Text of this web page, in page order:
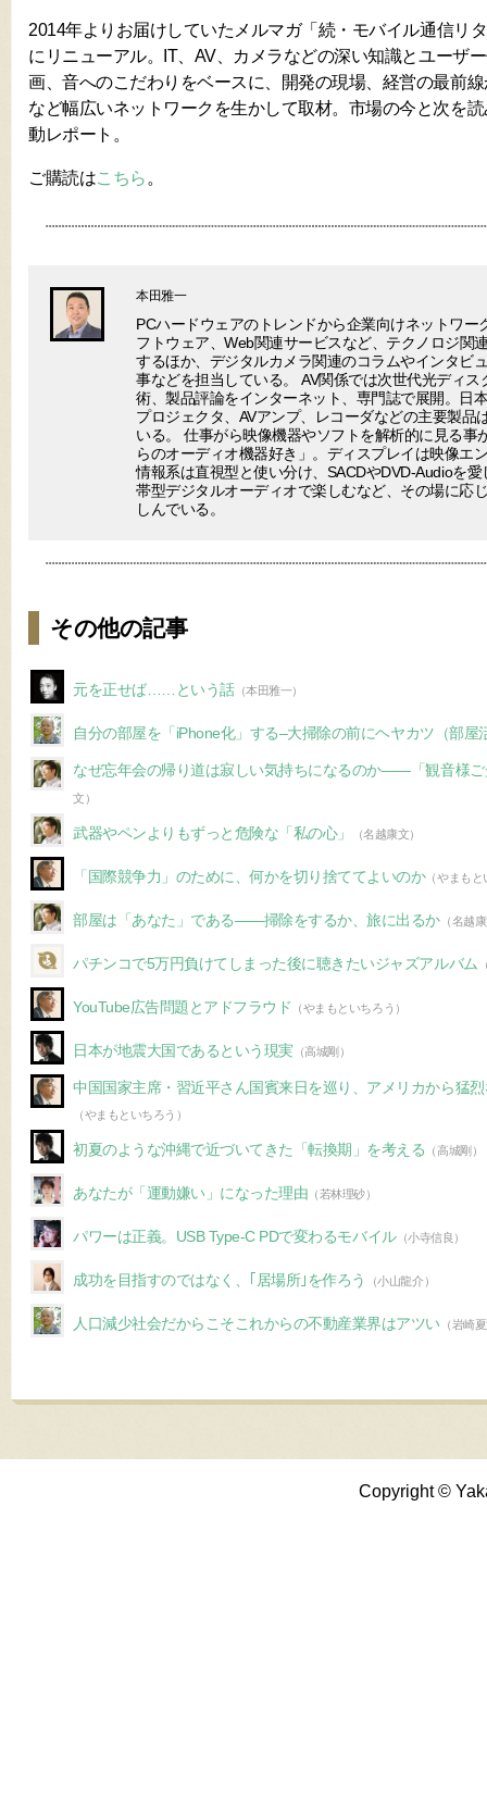
2014年よりお届けしていたメルマガ「続・モバイル通信リ
にリニューアル。IT、AV、カメラなどの深い知識とユーザ
画、音へのこだわりをベースに、開発の現場、経営の最前
など幅広いネットワークを生かして取材。市場の今と次を
動レポート。
ご購読はこちら 。
本田雅一
PCハードウェアのトレンドから企業向けネットワー
フトウェア、Web関連サービスなど、テクノロジ関
するほか、デジタルカメラ関連のコラムやインタビ
事などを担当している。 AV関係では次世代光ディ
術、製品評論をインターネット、専門誌で展開。日
プロジェクタ、AVアンプ、レコーダなどの主要製品
いる。 仕事がら映像機器やソフトを解析的に見る事
らのオーディオ機器好き」。ディスプレイは映像エ
情報系は直視型と使い分け、SACDやDVD-Audioを
帯型デジタルオーディオで楽しむなど、その場に応
しんでいる。
その他の記事
元を正せば……という話（本田雅一）
自分の部屋を「iPhone化」する–大掃除の前にヘヤカツ（部屋
なぜ忘年会の帰り道は寂しい気持ちになるのか――「観音様
文）
武器やペンよりもずっと危険な「私の心」 （名越康文）
「国際競争力」のために、何かを切り捨ててよいのか（やまもと
部屋は「あなた」である――掃除をするか、旅に出るか （名越
パチンコで5万円負けてしまった後に聴きたいジャズアルバム
YouTube広告問題とアドフラウド （やまもといちろう）
日本が地震大国であるという現実（高城剛）
中国国家主席・習近平さん国賓来日を巡り、アメリカから猛
（やまもといちろう）
初夏のような沖縄で近づいてきた「転換期」を考える （高城剛）
あなたが「運動嫌い」になった理由 （若林理砂）
パワーは正義。USB Type-C PDで変わるモバイル（小寺信良）
成功を目指すのではなく、｢居場所｣を作ろう （小山龍介）
人口減少社会だからこそこれからの不動産業界はアツい （岩崎
Copyright ©